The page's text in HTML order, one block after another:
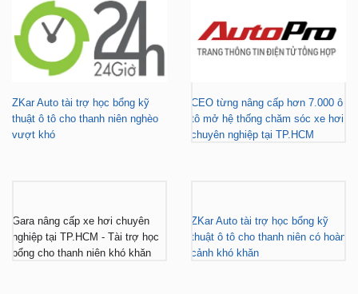
ZKar Auto tài trợ học bổng kỹ
thuật ô tô cho thanh niên nghèo
vượt khó
CEO từng nâng cấp hơn 7.000 ô
tô mở hệ thống chăm sóc xe hơi
chuyên nghiệp tại TP.HCM
Gara nâng cấp xe hơi chuyên
nghiệp tại TP.HCM - Tài trợ học
bổng cho thanh niên khó khăn
ZKar Auto tài trợ học bổng kỹ
thuật ô tô cho thanh niên có hoàn
cảnh khó khăn